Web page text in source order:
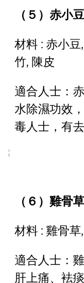
（５）赤小
材料 : 赤小豆
竹, 陳皮
適合人士：
水除濕功效
毒人士，有
（６）雞骨
材料 : 雞骨
適合人士：
肝上痛、袪